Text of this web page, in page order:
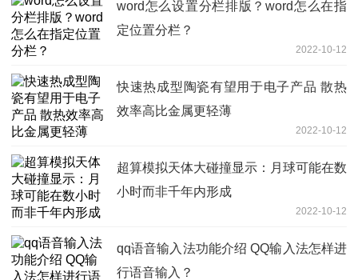
word怎么设置分栏排版？word怎么在指
定位置分栏？
2022-10-12
快速热成型陶瓷有望用于电子产品 散热
效率高比金属更轻薄
2022-10-12
超算模拟天体大碰撞显示：月球可能在数
小时而非千年内形成
2022-10-12
qq语音输入法功能介绍 QQ输入法怎样进
行语音输入？